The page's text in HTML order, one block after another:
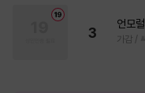
3
언모
가감 /